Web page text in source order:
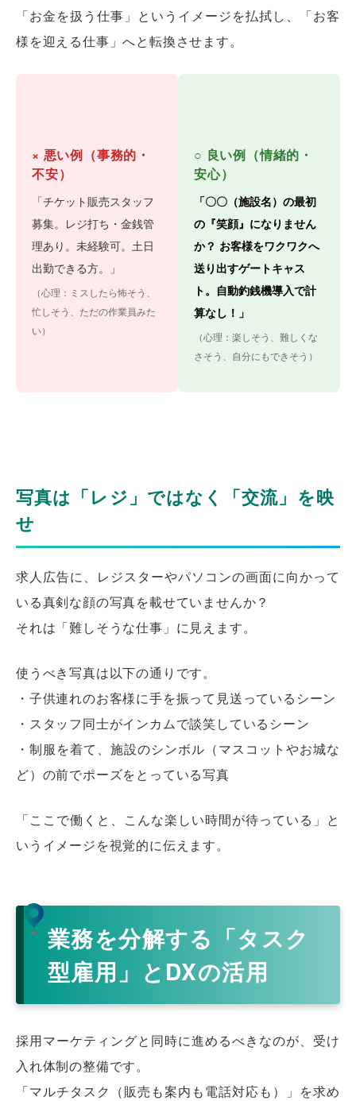
「お金を扱う仕事」というイメージを払拭し、「お客
様を迎える仕事」へと転換させます。
× 悪い例（事務的・
不安）
「チケット販売スタッフ
募集。レジ打ち・金銭管
理あり。未経験可。土日
出勤できる方。」
（心理：ミスしたら怖そう、
忙しそう、ただの作業員みた
い）
○ 良い例（情緒的・
安心）
「〇〇（施設名）の最初
の『笑顔』になりません
か？ お客様をワクワクへ
送り出すゲートキャス
ト。自動釣銭機導入で計
算なし！」
（心理：楽しそう、難しくな
さそう、自分にもできそう）
写真は「レジ」ではなく「交流」を映
せ
求人広告に、レジスターやパソコンの画面に向かって
いる真剣な顔の写真を載せていませんか？
それは「難しそうな仕事」に見えます。
使うべき写真は以下の通りです。
・子供連れのお客様に手を振って見送っているシーン
・スタッフ同士がインカムで談笑しているシーン
・制服を着て、施設のシンボル（マスコットやお城な
ど）の前でポーズをとっている写真
「ここで働くと、こんな楽しい時間が待っている」と
いうイメージを視覚的に伝えます。
業務を分解する「タスク
型雇用」とDXの活用
採用マーケティングと同時に進めるべきなのが、受け
入れ体制の整備です。
「マルチタスク（販売も案内も電話対応も）」を求め